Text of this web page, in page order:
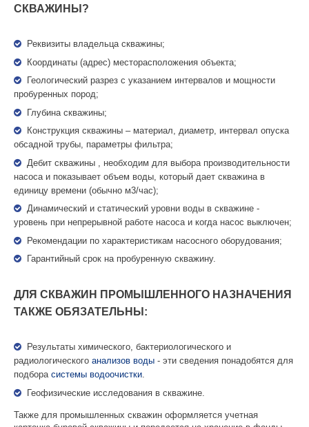
СКВАЖИНЫ?
Реквизиты владельца скважины;
Координаты (адрес) месторасположения объекта;
Геологический разрез с указанием интервалов и мощности
пробуренных пород;
Глубина скважины;
Конструкция скважины – материал, диаметр, интервал опуска
обсадной трубы, параметры фильтра;
Дебит скважины , необходим для выбора производительности
насоса и показывает объем воды, который дает скважина в
единицу времени (обычно м3/час);
Динамический и статический уровни воды в скважине -
уровень при непрерывной работе насоса и когда насос выключен;
Рекомендации по характеристикам насосного оборудования;
Гарантийный срок на пробуренную скважину.
ДЛЯ СКВАЖИН ПРОМЫШЛЕННОГО НАЗНАЧЕНИЯ
ТАКЖЕ ОБЯЗАТЕЛЬНЫ:
Результаты химического, бактериологического и
радиологического анализов воды - эти сведения понадобятся для
подбора системы водоочистки.
Геофизические исследования в скважине.
Также для промышленных скважин оформляется учетная